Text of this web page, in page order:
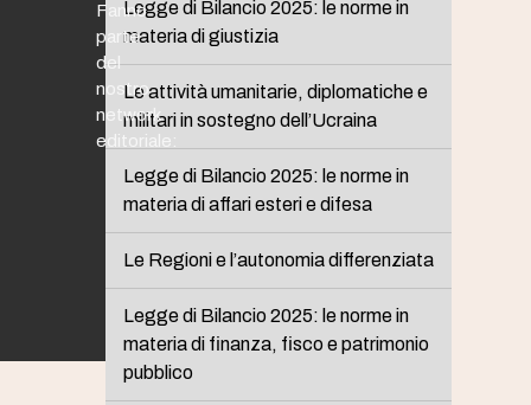
Legge di Bilancio 2025: le norme in
materia di giustizia
Le attività umanitarie, diplomatiche e
militari in sostegno dell’Ucraina
Legge di Bilancio 2025: le norme in
materia di affari esteri e difesa
Le Regioni e l’autonomia differenziata
Legge di Bilancio 2025: le norme in
materia di finanza, fisco e patrimonio
pubblico
Fanno
parte
del
nostro
network
editoriale: